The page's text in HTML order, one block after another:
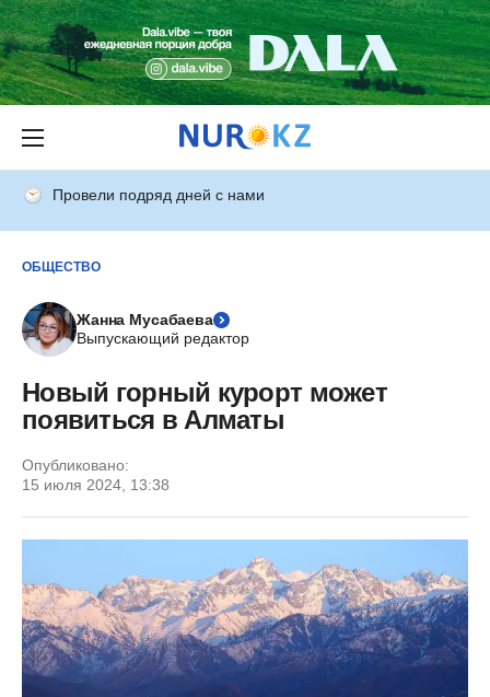
Провели подряд дней с нами
ОБЩЕСТВО
Жанна Мусабаева
Выпускающий редактор
Новый горный курорт может
появиться в Алматы
Опубликовано:
15 июля 2024, 13:38